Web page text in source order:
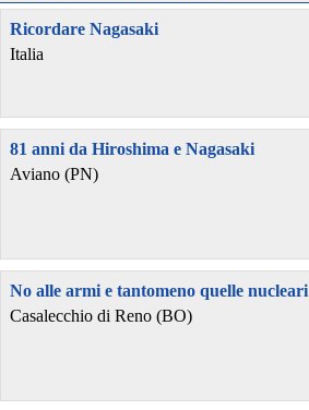
Ricordare Nagasaki
Italia
81 anni da Hiroshima e Nagasaki
Aviano (PN)
No alle armi e tantomeno quelle nucleari
Casalecchio di Reno (BO)